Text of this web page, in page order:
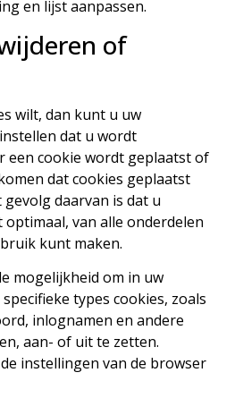
en lijst aanpassen.
of
wilt, dan kunt u uw
dat u wordt
een cookie wordt geplaatst of
dat cookies geplaatst
daarvan is dat u
van alle onderdelen
kunt maken.
mogelijkheid om in uw
types cookies, zoals
inlognamen en andere
aan- of uit te zetten.
instellingen van de browser